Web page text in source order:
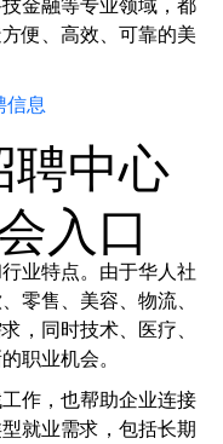
金融等专业领域，都
便、高效、可靠的美
信息
聘中心
入口
业特点。由于华人社
零售、美容、物流、
，同时技术、医疗、
职业机会。
作，也帮助企业连接
就业需求，包括长期